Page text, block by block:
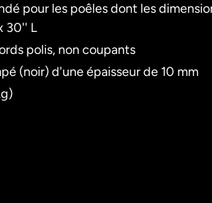
pour les poêles dont les
30'' L
polis, non coupants
(noir) d'une épaisseur de 10 mm